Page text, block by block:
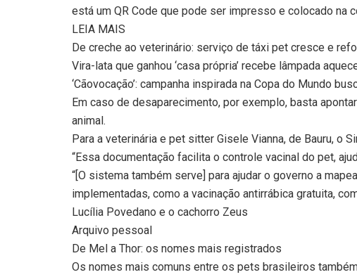
está um QR Code que pode ser impresso e colocado na
LEIA MAIS
De creche ao veterinário: serviço de táxi pet cresce e
Vira-lata que ganhou ‘casa própria’ recebe lâmpada
‘Cãovocação’: campanha inspirada na Copa do Mundo
Em caso de desaparecimento, por exemplo, basta
animal.
Para a veterinária e pet sitter Gisele Vianna, de Bauru, o
“Essa documentação facilita o controle vacinal do pet,
“[O sistema também serve] para ajudar o governo a
implementadas, como a vacinação antirrábica gratuita,
Lucília Povedano e o cachorro Zeus
Arquivo pessoal
De Mel a Thor: os nomes mais registrados
Os nomes mais comuns entre os pets brasileiros